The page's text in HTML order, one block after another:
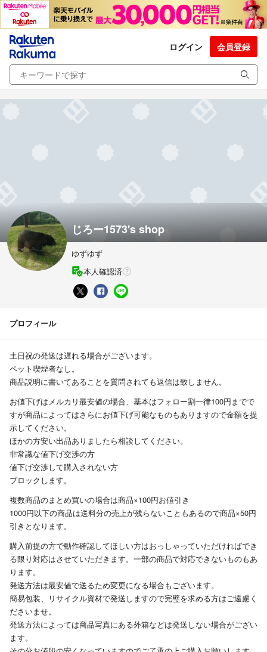
ログイン 会員登録
じろー1573's shop
ゆずゆず
本人確認済
プロフィール
土日祝の発送は遅れる場合がございます。
ペット喫煙者なし。
商品説明に書いてあることを質問されても返信は致しません。
お値下げはメルカリ最安値の場合、基本はフォロー割一律100円までで
すが商品によってはさらにお値下げ可能なものもありますので金額を提
示してください。
ほかの方安い出品ありましたら相談してください。
非常識な値下げ交渉の方
値下げ交渉して購入されない方
ブロックします。
複数商品のまとめ買いの場合は商品×100円お値引き
1000円以下の商品は送料分の売上が残らないこともあるので商品×50円
引きとなります。
購入前提の方で動作確認してほしい方はおっしゃっていただければでき
る限り対応はさせていただきます。一部の商品で対応できないものもあ
ります。
発送方法は最安値で送るため変更になる場合もございます。
簡易包装、リサイクル資材で発送しますので完璧を求める方はご遠慮く
ださいませ。
発送方法によっては商品写真にある外箱などは発送しない場合がござい
ます。